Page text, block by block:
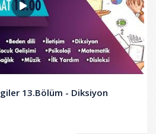
13.Bölüm - Diksiyon